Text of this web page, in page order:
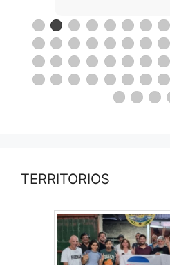
TERRITORIOS